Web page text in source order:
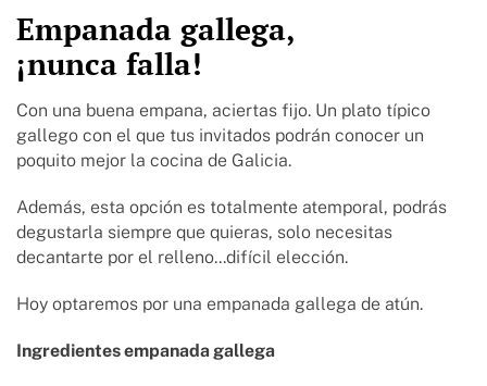
Empanada gallega,
¡nunca falla!
Con una buena empana, aciertas fijo. Un plato típico
gallego con el que tus invitados podrán conocer un
poquito mejor la cocina de Galicia.
Además, esta opción es totalmente atemporal, podrás
degustarla siempre que quieras, solo necesitas
decantarte por el relleno...difícil elección.
Hoy optaremos por una empanada gallega de atún.
Ingredientes empanada gallega